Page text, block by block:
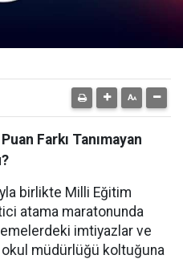
Farkı Tanımayan
birlikte Milli Eğitim
atama maratonunda
imtiyazlar ve
müdürlüğü koltuğuna